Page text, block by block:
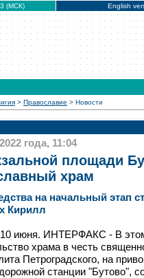
(МСК) English
> Православие > Новости
года, 11:04
площади
храм
на начальный этап
Кирилл
июня. ИНТЕРФАКС - В этом
храма в честь
Петроградского, на
станции "Бутово",